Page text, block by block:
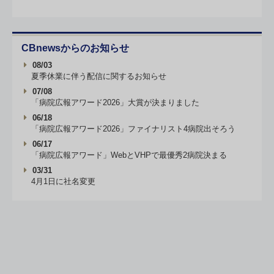
CBnewsからのお知らせ
08/03
夏季休業に伴う配信に関するお知らせ
07/08
「病院広報アワード2026」大賞が決まりました
06/18
「病院広報アワード2026」ファイナリスト4病院出そろう
06/17
「病院広報アワード」WebとVHPで最優秀2病院決まる
03/31
4月1日に社名変更